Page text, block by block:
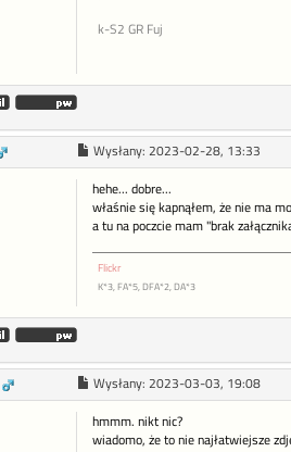
k-S2 GR Fuj
Wysłany: 2023-02-28, 13:33
hehe... dobre...
właśnie się kapnąłem, że nie ma
a tu na poczcie mam "brak
Flickr
K*3, FA*5, DFA*2, DA*3
Wysłany: 2023-03-03, 19:08
hmmm. nikt nic?
wiadomo, że to nie najłatwiejsze